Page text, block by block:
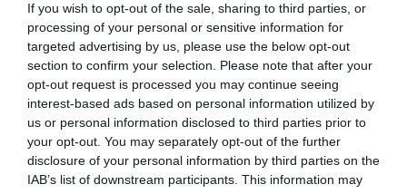
If you wish to opt-out of the sale, sharing to third parties, or
processing of your personal or sensitive information for
targeted advertising by us, please use the below opt-out
section to confirm your selection. Please note that after your
opt-out request is processed you may continue seeing
interest-based ads based on personal information utilized by
us or personal information disclosed to third parties prior to
your opt-out. You may separately opt-out of the further
disclosure of your personal information by third parties on the
IAB’s list of downstream participants. This information may
Ο Παναθηναϊκός Αθλητικός Όμιλος ανακοινώνει την
έναρξη της συνεργασίας του με τη Lalia Storti για το τμήμα
ποδοσφαίρου γυναικών.
06.08.2026 ΠΟΔΟΣΦΑΙΡΟ ΓΥΝΑΙΚΩΝ